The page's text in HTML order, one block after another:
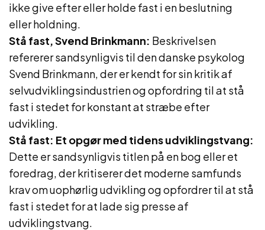
ikke give efter eller holde fast i en beslutning
eller holdning.
Stå fast, Svend Brinkmann: Beskrivelsen
refererer sandsynligvis til den danske psykolog
Svend Brinkmann, der er kendt for sin kritik af
selvudviklingsindustrien og opfordring til at stå
fast i stedet for konstant at stræbe efter
udvikling.
Stå fast: Et opgør med tidens udviklingstvang:
Dette er sandsynligvis titlen på en bog eller et
foredrag, der kritiserer det moderne samfunds
krav om uophørlig udvikling og opfordrer til at stå
fast i stedet for at lade sig presse af
udviklingstvang.